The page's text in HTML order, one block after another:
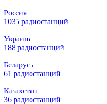
Россия
1035 радиостанций
Украина
188 радиостанций
Беларусь
61 радиостанций
Казахстан
36 радиостанций